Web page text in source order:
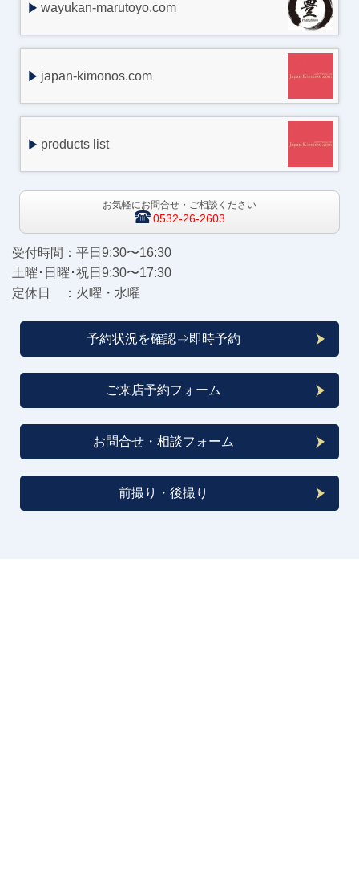
wayukan-marutoyo.com
japan-kimonos.com
products list
お気軽にお問合せ・ご相談ください
0532-26-2603
受付時間：平日9:30〜16:30
土曜･日曜･祝日9:30〜17:30
定休日 ：火曜・水曜
予約状況を確認⇒即時予約
ご来店予約フォーム
お問合せ・相談フォーム
前撮り・後撮り